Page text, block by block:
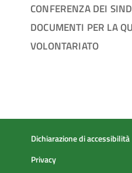
CONFERENZA DEI
DOCUMENTI PER LA
VOLONTARIATO
Dichiarazione di accessibilità
Privacy